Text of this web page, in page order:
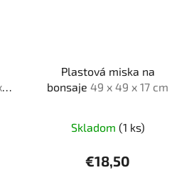
Plastová miska na
bonsaje 49 x 49 x 17 cm
Skladom (1 ks)
€18,50